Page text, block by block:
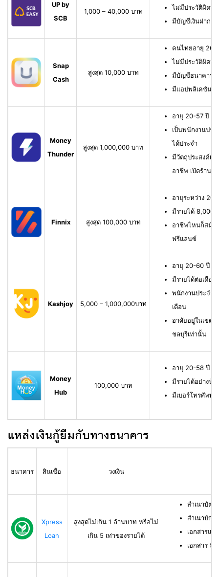
UP by
SCB
1,000 – 40,000 บาท
ไม่มีประวัติผิดนั
มีบัญชีเงินฝาก
Snap
Cash
สูงสุด 10,000 บาท
คนไทยอายุ 20-
ไม่มีประวัติผิดนั
มีบัญชีธนาคาร ห
มีแอปพลิเคชัน
Money
Thunder
สูงสุด 1,000,000 บาท
อายุ 20-57 ปี มี
เป็นพนักงานปร
ได้ประจำ
มีวัตถุประสงค์เพื่
อาชีพ เปิดร้าน
Finnix สูงสุด 100,000 บาท
อายุระหว่าง
มีรายได้ 8,000
อาชีพไหนก็สมัค
ฟรีแลนซ์
Kashjoy 5,000 – 1,000,000บาท
อายุ 20-60 ปี มี
มีรายได้ต่อเดือ
พนักงานประจำ
เดือน
อาศัยอยู่ในเขต
ชลบุรีเท่านั้น
Money
Hub
100,000 บาท
อายุ 20-58 ปี มี
มีรายได้อย่างน้
มีเบอร์โทรศัพท์
แหล่งเงินกู้ยืมกับทางธนาคาร
ธนาคาร สินเชื่อ วงเงิน
Xpress
Loan
สูงสุดไม่เกิน 1 ล้านบาท หรือไม่
เกิน 5 เท่าของรายได้
สำเนาบัตร
สำเนาบัญ
เอกสารแส
เอกสาร